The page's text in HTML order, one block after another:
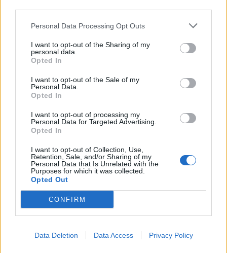
Personal Data Processing Opt Outs
I want to opt-out of the Sharing of my
personal data.
Opted In
I want to opt-out of the Sale of my
Personal Data.
Opted In
I want to opt-out of processing my
Personal Data for Targeted Advertising.
Opted In
I want to opt-out of Collection, Use,
Retention, Sale, and/or Sharing of my
Personal Data that Is Unrelated with the
Purposes for which it was collected.
Opted Out
CONFIRM
Data Deletion Data Access Privacy Policy
·Ti stimo·Rispondi
Isabo ci tocca a tutti .... 😁😁
20 Febbraio 2024 alle ore 09:00
·Ti stimo
Danilele:
·Ti stimo·Rispondi
CuoreMatto
🌻🤗
20 Febbraio 2024 alle ore 11:53
·Ti stimo·
Isabo:Grazie CuoreMatto anche a te
20 Febbraio 2024 alle ore 13:10